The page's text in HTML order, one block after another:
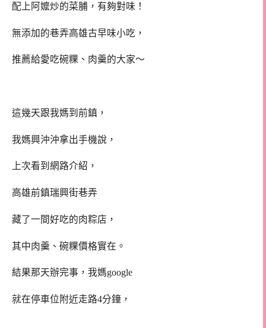
配上阿嬤炒的菜脯，有夠對味！
無添加的巷弄高雄古早味小吃，
推薦給愛吃碗粿、肉羹的大家～
這幾天跟我媽到前鎮，
我媽興沖沖拿出手機說，
上次看到網路介紹，
高雄前鎮瑞興街巷弄
藏了一間好吃的肉粽店，
其中肉羹、碗粿價格實在。
結果那天辦完事，我媽google
就在停車位附近走路4分鐘，